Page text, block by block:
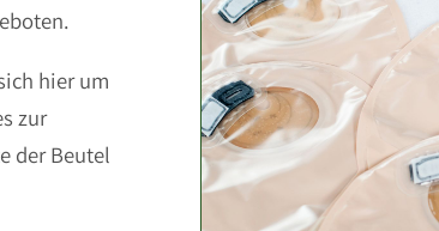
hier um
zur
der Beutel